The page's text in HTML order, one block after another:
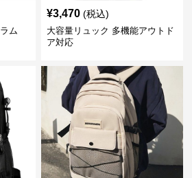
ム
¥3,470 (税込)
大容量リュック 多機能アウトド
ア対応